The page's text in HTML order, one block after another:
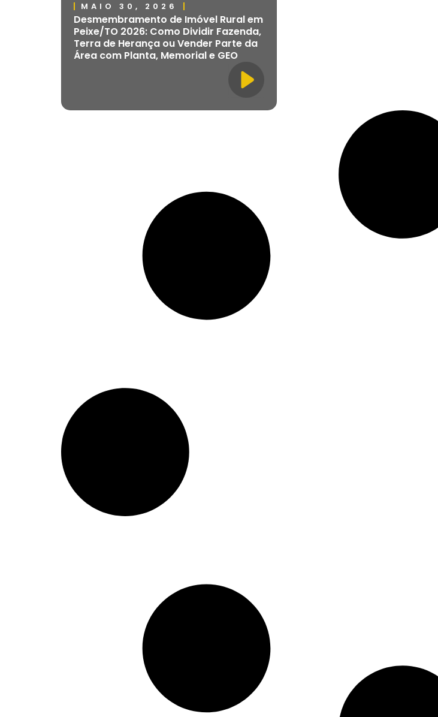
MAIO 30, 2026
Desmembramento de Imóvel Rural em
Peixe/TO 2026: Como Dividir Fazenda,
Terra de Herança ou Vender Parte da
Área com Planta, Memorial e GEO